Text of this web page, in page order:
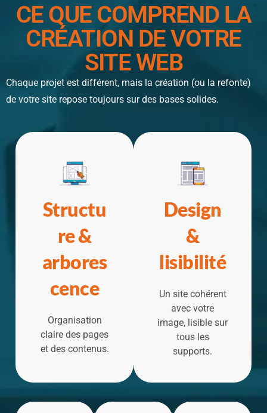
CE QUE COMPREND LA
CRÉATION DE VOTRE
SITE WEB
Chaque projet est différent, mais la création (ou la refonte)
de votre site repose toujours sur des bases solides.
Structu
re &
arbores
cence
Organisation
claire des pages
et des contenus.
Design
&
lisibilité
Un site cohérent
avec votre
image, lisible sur
tous les
supports.